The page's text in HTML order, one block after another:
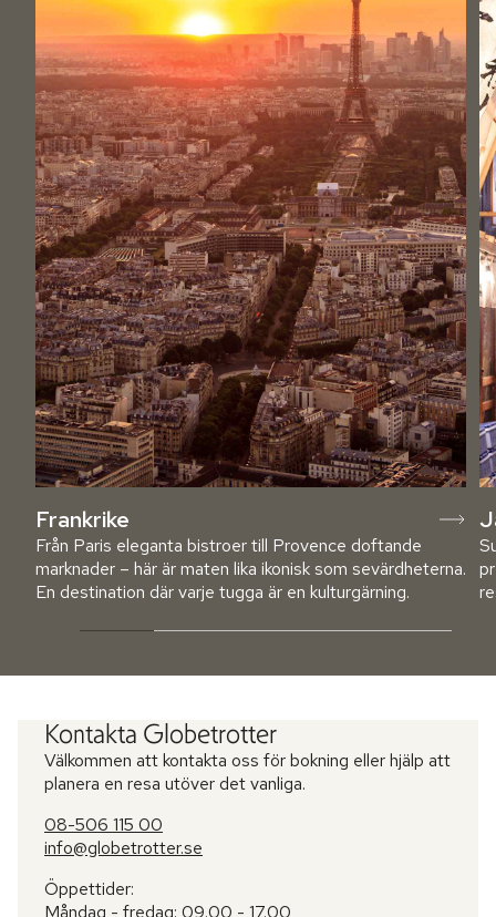
Frankrike
Från Paris eleganta bistroer till Provence doftande
marknader – här är maten lika ikonisk som sevärdheterna.
En destination där varje tugga är en kulturgärning.
Kontakta Globetrotter
Välkommen att kontakta oss för bokning eller hjälp att
planera en resa utöver det vanliga.
08-506 115 00
info@globetrotter.se
Öppettider:
Måndag - fredag: 09.00 - 17.00